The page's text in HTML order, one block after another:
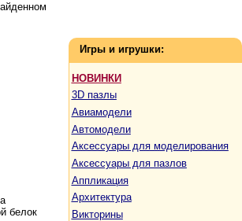
белок
Игры и игрушки:
НОВИНКИ
3D пазлы
Авиамодели
Автомодели
Аксессуары для моделирования
Аксессуары для пазлов
Аппликация
Архитектура
Викторины